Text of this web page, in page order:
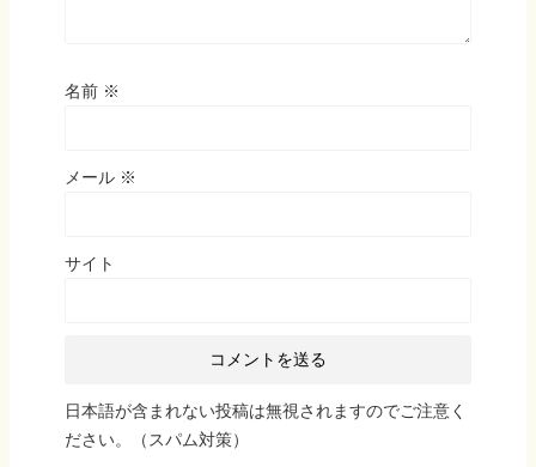
名前 ※
メール ※
サイト
日本語が含まれない投稿は無視されますのでご注意く
ださい。（スパム対策）